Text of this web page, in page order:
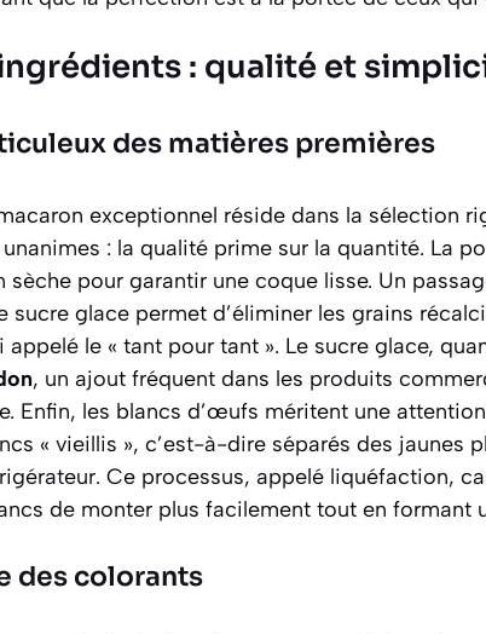
: qualité et
des matières premières
exceptionnel réside dans la sélection
: la qualité prime sur la quantité. La
pour garantir une coque lisse. Un
sucre glace permet d’éliminer les grains
appelé le « tant pour tant ». Le sucre glace,
, un ajout fréquent dans les produits
Enfin, les blancs d’œufs méritent une
« vieillis », c’est-à-dire séparés des jaunes
Ce processus, appelé liquéfaction,
de monter plus facilement tout en formant
des colorants